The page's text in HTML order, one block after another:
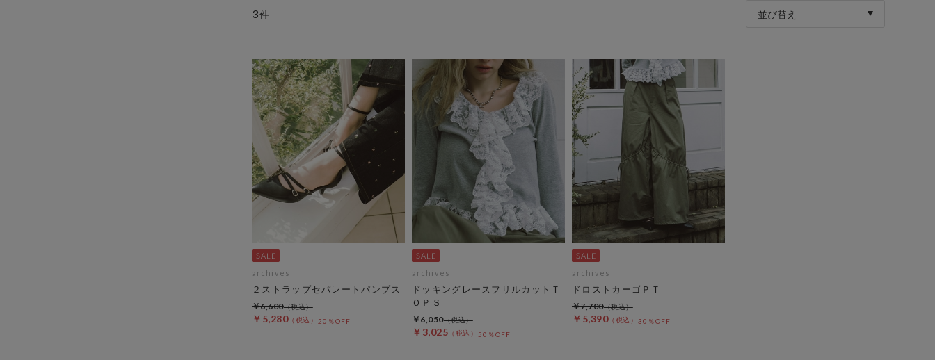
3件 並び替え
archives
２ストラップセパレートパンプス
￥5,280 20％OFF
￥6,600
archives
ドッキングレースフリルカットＴ
ＯＰＳ
￥3,025 50％OFF
￥6,050
archives
ドロストカーゴＰＴ
￥5,390 30％OFF
￥7,700